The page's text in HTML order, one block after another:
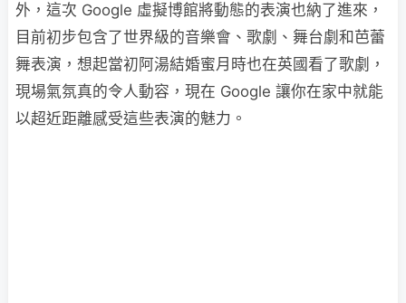
外，這次 Google 虛擬博館將動態的表演也納了進來，
目前初步包含了世界級的音樂會、歌劇、舞台劇和芭蕾
舞表演，想起當初阿湯結婚蜜月時也在英國看了歌劇，
現場氣氛真的令人動容，現在 Google 讓你在家中就能
以超近距離感受這些表演的魅力。